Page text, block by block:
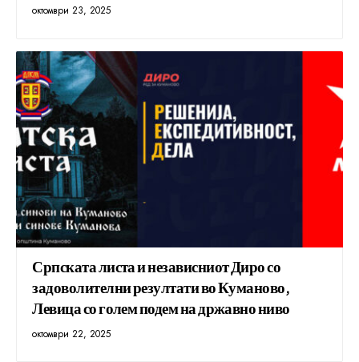
октомври 23, 2025
Српската листа и независниот Диро со
задоволителни резултати во Куманово,
Левица со голем подем на државно ниво
октомври 22, 2025